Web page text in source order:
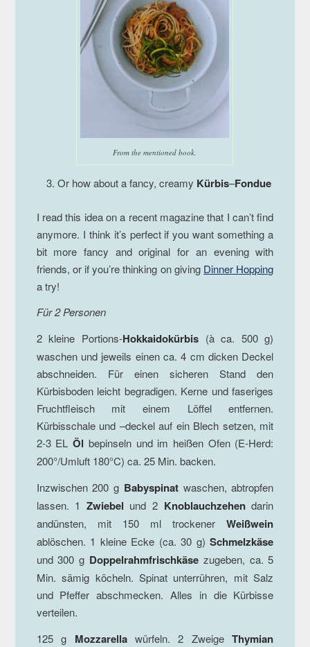
From the mentioned book.
Or how about a fancy, creamy Kürbis–Fondue
I read this idea on a recent magazine that I can’t find
anymore. I think it’s perfect if you want something a
bit more fancy and original for an evening with
friends, or if you’re thinking on giving Dinner Hopping
a try!
Für 2 Personen
2 kleine Portions-Hokkaidokürbis (à ca. 500 g)
waschen und jeweils einen ca. 4 cm dicken Deckel
abschneiden. Für einen sicheren Stand den
Kürbisboden leicht begradigen. Kerne und faseriges
Fruchtfleisch mit einem Löffel entfernen.
Kürbisschale und –deckel auf ein Blech setzen, mit
2-3 ELÖl bepinseln und im heißen Ofen (E-Herd:
200°/Umluft 180°C) ca. 25 Min. backen.
Inzwischen 200 g Babyspinatwaschen, abtropfen
lassen. 1 Zwiebel und 2 Knoblauchzehendarin
andünsten, mit 150 ml trockenerWeißwein
ablöschen. 1 kleine Ecke (ca. 30 g)Schmelzkäse
und 300 g Doppelrahmfrischkäse zugeben, ca. 5
Min. sämig köcheln. Spinat unterrühren, mit Salz
und Pfeffer abschmecken. Alles in die Kürbisse
verteilen.
125 g Mozzarellawürfeln. 2 ZweigeThymian